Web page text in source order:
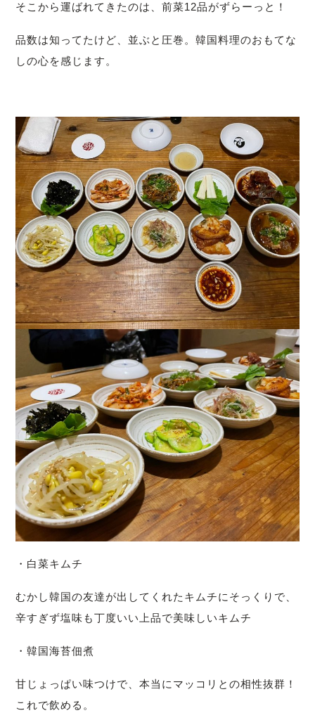
そこから運ばれてきたのは、前菜12品がずらーっと！
品数は知ってたけど、並ぶと圧巻。韓国料理のおもてな
しの心を感じます。
・白菜キムチ
むかし韓国の友達が出してくれたキムチにそっくりで、
辛すぎず塩味も丁度いい上品で美味しいキムチ
・韓国海苔佃煮
甘じょっぱい味つけで、本当にマッコリとの相性抜群！
これで飲める。